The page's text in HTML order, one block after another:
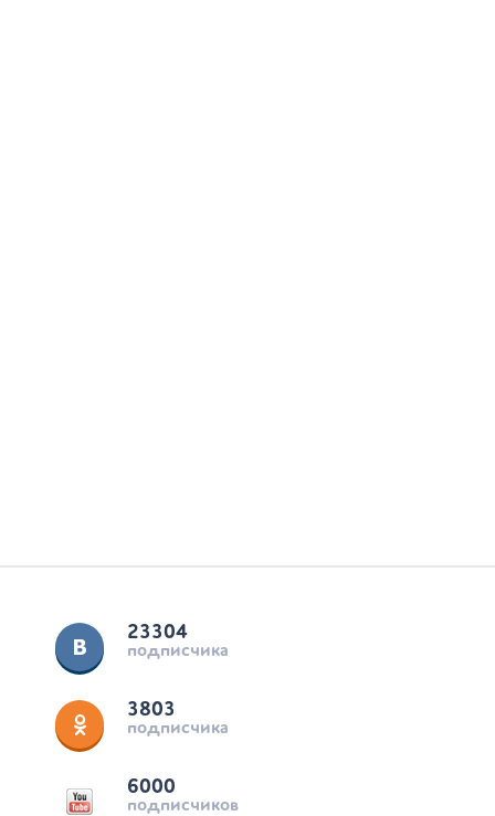
23304
подписчика
3803
подписчика
6000
подписчиков